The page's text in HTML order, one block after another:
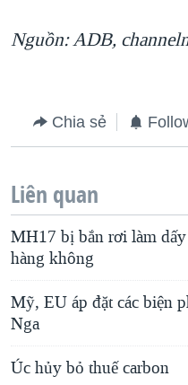
Nguồn: ADB,
Chia sẻ
Liên quan
MH17 bị bắn rơi làm
hàng không
Mỹ, EU áp đặt các biện
Nga
Úc hủy bỏ thuế carbon